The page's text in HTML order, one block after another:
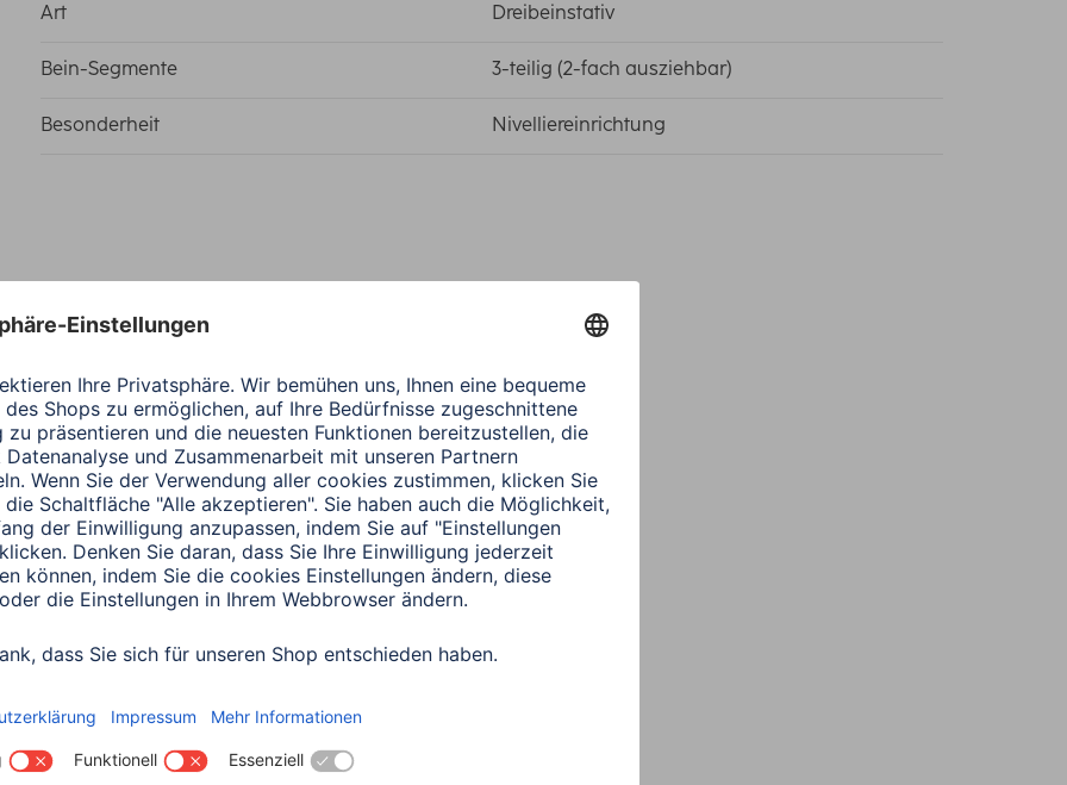
Art Dreibeinstativ
Bein-Segmente 3-teilig (2-fach ausziehbar)
Besonderheit Nivelliereinrichtung
0151 18814553